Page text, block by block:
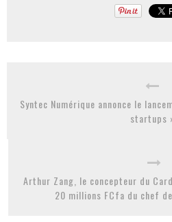
Syntec Numérique annonce le
startups
Arthur Zang, le concepteur du
20 millions FCfa du chef